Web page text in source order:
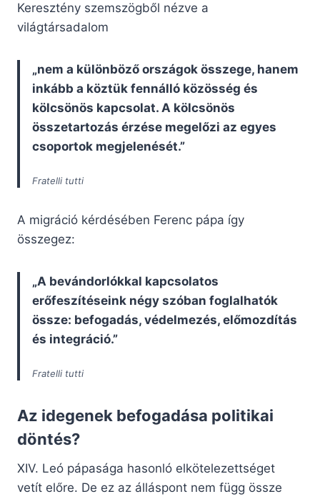
Keresztény szemszögből nézve a
világtársadalom
„nem a különböző országok összege, hanem
inkább a köztük fennálló közösség és
kölcsönös kapcsolat. A kölcsönös
összetartozás érzése megelőzi az egyes
csoportok megjelenését.”
Fratelli tutti
A migráció kérdésében Ferenc pápa így
összegez:
„A bevándorlókkal kapcsolatos
erőfeszítéseink négy szóban foglalhatók
össze: befogadás, védelmezés, előmozdítás
és integráció.”
Fratelli tutti
Az idegenek befogadása politikai
döntés?
XIV. Leó pápasága hasonló elkötelezettséget
vetít előre. De ez az álláspont nem függ össze